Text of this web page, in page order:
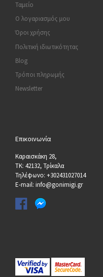
Ταμείο
Ο λογαριασμός μου
Όροι χρήσης
Πολιτική ιδιωτικότητας
Blog
Τρόποι πληρωμής
Newsletter
Επικοινωνία
Καραισκάκη 28,
ΤΚ: 42132, Τρίκαλα
Τηλέφωνο: +302431027014
E-mail: info@gonimigi.gr